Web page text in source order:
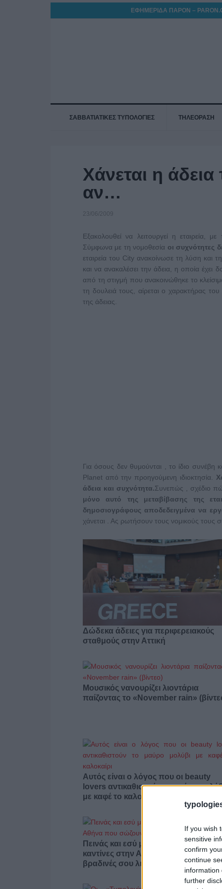
If you wish
sensitive
confirm
continue
information
further
ΕΦΗΜΕΡΙΔΑ ΠΑΡΟΝ –
ΣΑΒΒΑΤΙΑΤΙΚΕΣ ΤΥΠΟΛΟΓΙΕΣ ΤΗΛΕΟΡΑΣΗ
Χάνεται η άδεια
αν…
23/06/2009
Εξακολουθεί να λειτουργεί η εταιρεία,
Σύμφωνα με τη νομοθεσία οι συχνότητες
εταιρεία του City ανακοίνωσε τη λύση και
και να ανακαλέσει την άδεια, η οποία έχει
από τη στιγμή που ανακοινώθηκε το
τη δουλειά τους, αίρεται ο χαρακτήρας
της άδειας.
Για όσους δεν θυμούνται , το ίδιο
Planet από την προηγούμενη ιδιοκτησία.
άδεια και συχνότητα.Συνεπώς , σχέδιο
μόνο αυτό της μεταβίβασης της
δημοσιογράφους αποδεδειγμένα να
χάνεται . Ας ρωτήσουν τους νομικούς τους
Δώδεκα άδειες για περιφερειακούς
σταθμούς στην Αττική
Μουσικός νανουρίζει λιοντάρια
παίζοντας το «November rain»
Αυτός είναι ο λόγος που οι beauty
lovers αντικαθιστούν το μαύρο
με καφέ το καλοκαίρι
Πεινάς και εσύ μετά το ξενύχτι; 5
καντίνες στην Αθήνα που σώζουν τις
βραδινές σου λιγούρες